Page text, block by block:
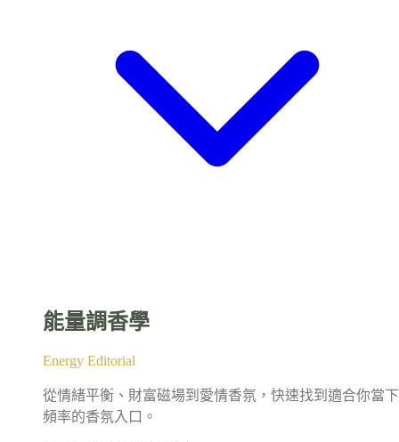
能量調香學
Energy Editorial
從情緒平衡、財富磁場到愛情香氛，快速找到適合你當下
頻率的香氛入口。